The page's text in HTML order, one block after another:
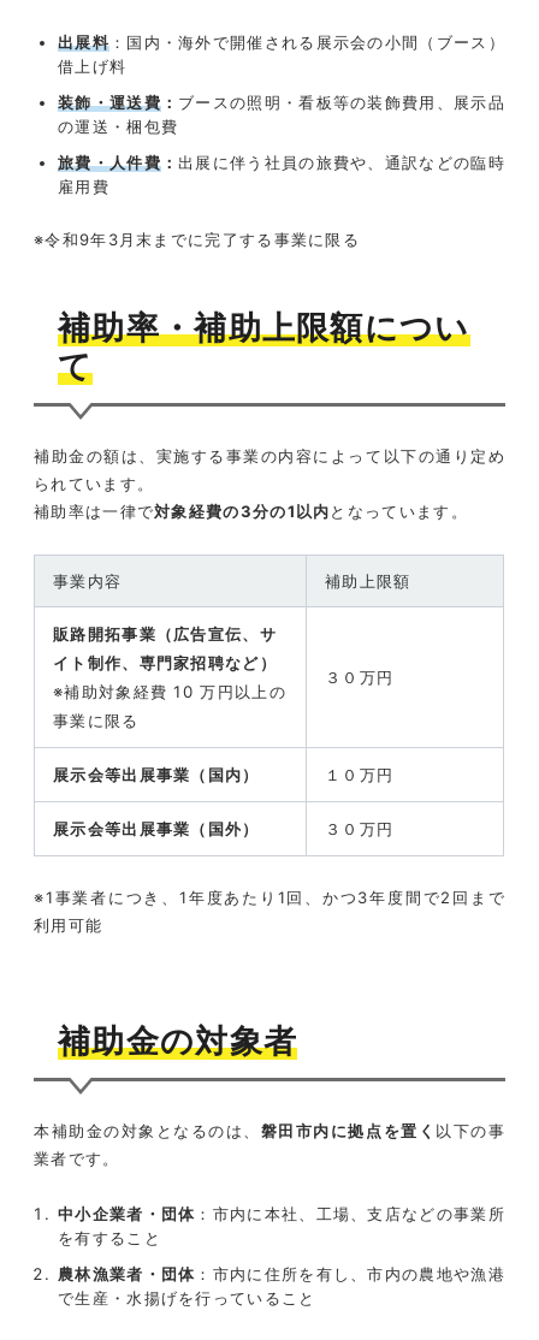
出展料：国内・海外で開催される展示会の小間（ブース）
借上げ料
装飾・運送費： ブースの照明・看板等の装飾費用、展示品
の運送・梱包費
旅費・人件費：出展に伴う社員の旅費や、通訳などの臨時
雇用費
※令和9年3月末までに完了する事業に限る
補助率・補助上限額につい
て
補助金の額は、実施する事業の内容によって以下の通り定め
られています。
補助率は一律で対象経費の3分の1以内となっています。
事業内容 補助上限額
販路開拓事業（広告宣伝、サ
イト制作、専門家招聘など）
※補助対象経費 10 万円以上の
事業に限る
３０万円
展示会等出展事業（国内） １０万円
展示会等出展事業（国外） ３０万円
※1事業者につき、1年度あたり1回、かつ3年度間で2回まで
利用可能
補助金の対象者
本補助金の対象となるのは、 磐田市内に拠点を置く 以下の事
業者です。
中小企業者・団体 ：市内に本社、工場、支店などの事業所
を有すること
農林漁業者・団体 ：市内に住所を有し、市内の農地や漁港
で生産・水揚げを行っていること